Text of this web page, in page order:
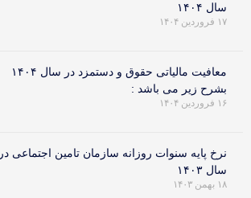
سال ۱۴۰۴
۱۷ فروردین ۱۴۰۴
معافیت مالیاتی حقوق و دستمزد در سال ۱۴۰۴
بشرح زیر می باشد :
۱۶ فروردین ۱۴۰۴
نرخ پایه سنوات روزانه سازمان تامین اجتماعی در
سال ۱۴۰۳
۱۸ بهمن ۱۴۰۳